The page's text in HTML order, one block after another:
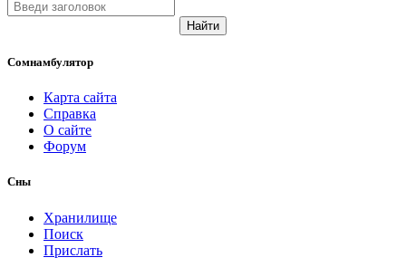
Найти
Сомнамбулятор
Карта сайта
Справка
О сайте
Форум
Сны
Хранилище
Поиск
Прислать